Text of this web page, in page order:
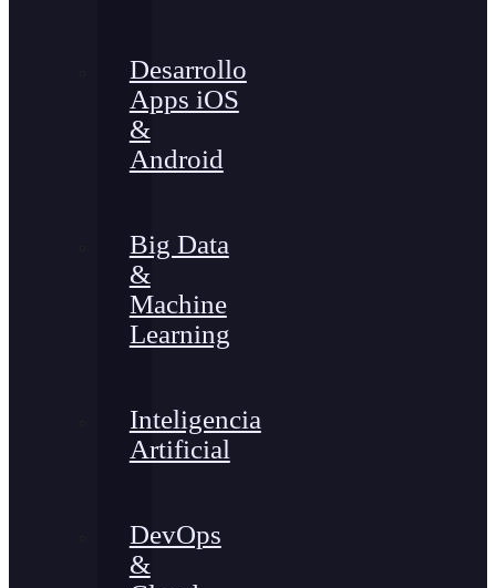
Desarrollo
Apps iOS
&
Android
Big Data
&
Machine
Learning
Inteligencia
Artificial
DevOps
&